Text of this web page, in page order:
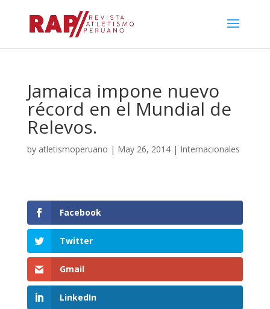
Jamaica impone nuevo
récord en el Mundial de
Relevos.
by atletismoperuano | May 26, 2014| Internacionales
Facebook
Twitter
Gmail
LinkedIn